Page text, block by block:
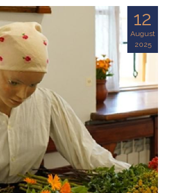
12
August
2025